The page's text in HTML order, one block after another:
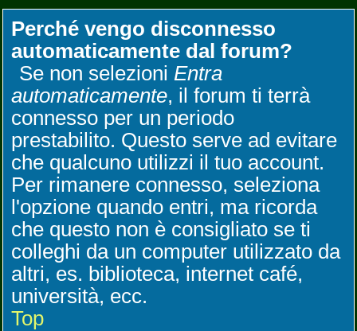
Perché vengo disconnesso
automaticamente dal forum?
Se non selezioni Entra
automaticamente, il forum ti terrà
connesso per un periodo
prestabilito. Questo serve ad evitare
che qualcuno utilizzi il tuo account.
Per rimanere connesso, seleziona
l'opzione quando entri, ma ricorda
che questo non è consigliato se ti
colleghi da un computer utilizzato da
altri, es. biblioteca, internet café,
università, ecc.
Top